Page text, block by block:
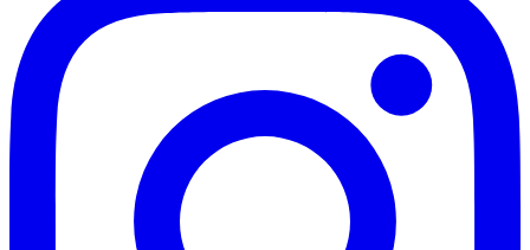
Corinthians